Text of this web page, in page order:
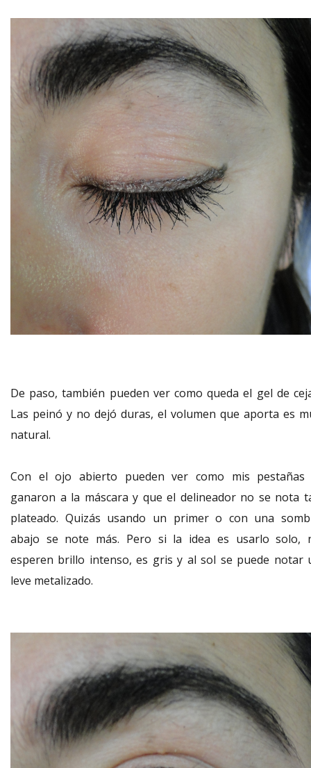
De paso, también pueden ver como queda el gel de
Las peinó y no dejó duras, el volumen que aporta es
natural.
Con el ojo abierto pueden ver como mis pestañas
ganaron a la máscara y que el delineador no se nota
plateado. Quizás usando un primer o con una
abajo se note más. Pero si la idea es usarlo solo,
esperen brillo intenso, es gris y al sol se puede notar
leve metalizado.